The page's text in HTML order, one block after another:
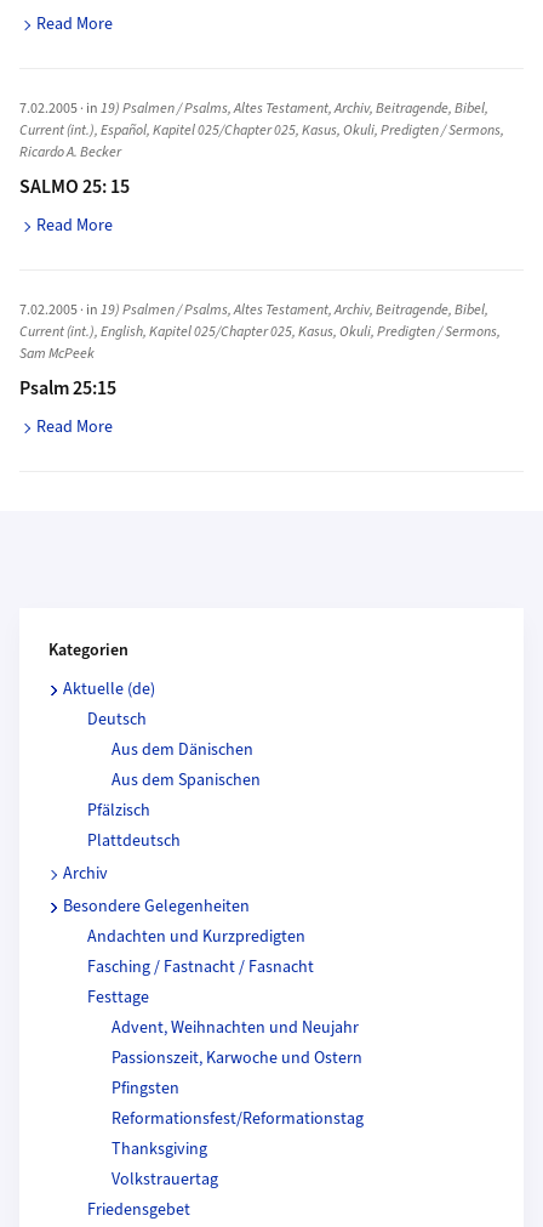
Read More
7.02.2005· in19) Psalmen / Psalms,Altes Testament,Archiv,Beitragende,Bibel,
Current (int.),Español,Kapitel 025/Chapter 025,Kasus,Okuli,Predigten / Sermons,
Ricardo A. Becker
SALMO 25: 15
Read More
7.02.2005· in19) Psalmen / Psalms,Altes Testament,Archiv,Beitragende,Bibel,
Current (int.),English,Kapitel 025/Chapter 025,Kasus,Okuli,Predigten / Sermons,
Sam McPeek
Psalm 25:15
Read More
Kategorien
Aktuelle (de)
Deutsch
Aus dem Dänischen
Aus dem Spanischen
Pfälzisch
Plattdeutsch
Archiv
Besondere Gelegenheiten
Andachten und Kurzpredigten
Fasching / Fastnacht / Fasnacht
Festtage
Advent, Weihnachten und Neujahr
Passionszeit, Karwoche und Ostern
Pfingsten
Reformationsfest/Reformationstag
Thanksgiving
Volkstrauertag
Friedensgebet